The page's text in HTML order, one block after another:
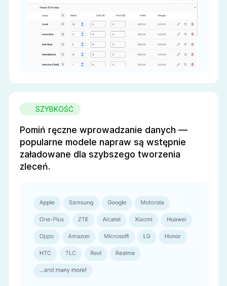
SZYBKOŚĆ
Pomiń ręczne wprowadzanie danych —
popularne modele napraw są wstępnie
załadowane dla szybszego tworzenia
zleceń.